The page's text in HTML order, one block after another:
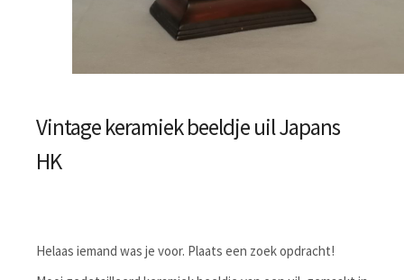
Vintage keramiek beeldje uil Japans
HK
Helaas iemand was je voor. Plaats een zoek opdracht!